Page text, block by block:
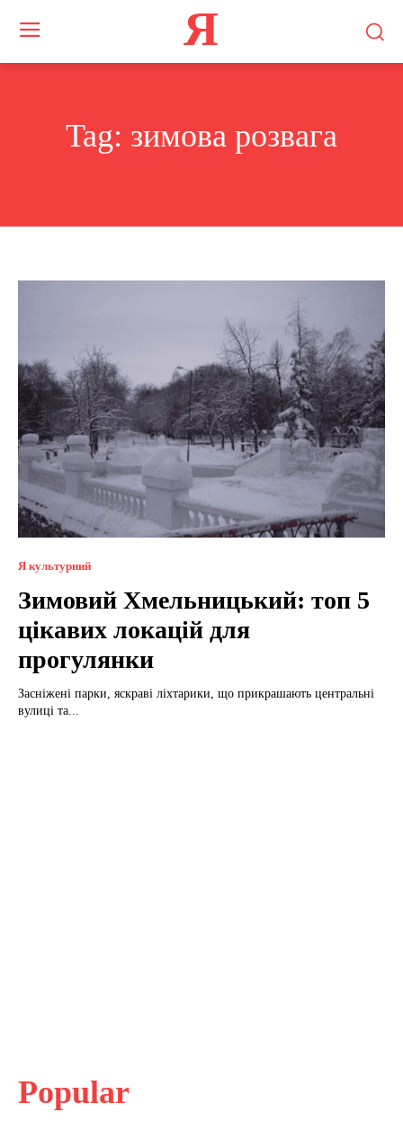
Я
Tag: зимова розвага
Я культурний
Зимовий Хмельницький: топ 5
цікавих локацій для
прогулянки
Засніжені парки, яскраві ліхтарики, що прикрашають центральні
вулиці та...
Popular